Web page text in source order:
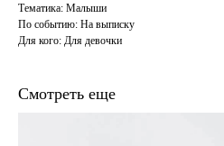
Тематика: Малыши
По событию: На выписку
Для кого: Для девочки
Смотреть еще